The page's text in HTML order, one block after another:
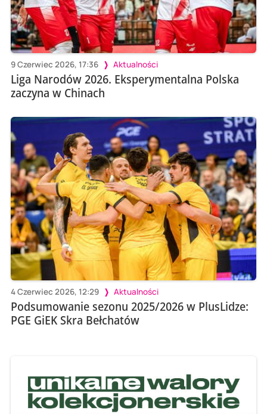
9 Czerwiec 2026, 17:36 Aktualności
Liga Narodów 2026. Eksperymentalna Polska
zaczyna w Chinach
4 Czerwiec 2026, 12:29 Aktualności
Podsumowanie sezonu 2025/2026 w PlusLidze:
PGE GiEK Skra Bełchatów